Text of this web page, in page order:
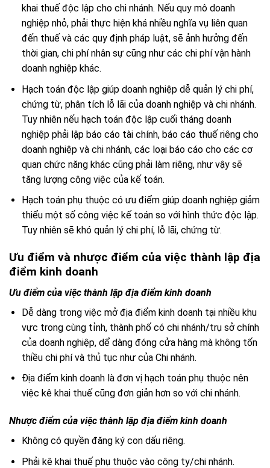
khai thuế độc lập cho chi nhánh. Nếu quy mô doanh
nghiệp nhỏ, phải thực hiện khá nhiều nghĩa vụ liên quan
đến thuế và các quy định pháp luật, sẽ ảnh hưởng đến
thời gian, chi phí nhân sự cũng như các chi phí vận hành
doanh nghiệp khác.
Hạch toán độc lập giúp doanh nghiệp dễ quản lý chi phí,
chứng từ, phân tích lỗ lãi của doanh nghiệp và chi nhánh.
Tuy nhiên nếu hạch toán độc lập cuối tháng doanh
nghiệp phải lập báo cáo tài chính, báo cáo thuếriêng cho
doanh nghiệp và chi nhánh, các loại báo cáo cho các cơ
quan chức năng khác cũng phải làm riêng, như vậy sẽ
tăng lượng công việc của kế toán.
Hạch toán phụ thuộc có ưu điểm giúp doanh nghiệp giảm
thiểu một số công việc kế toán so với hình thức độc lập.
Tuy nhiên sẽ khó quản lý chi phí, lỗ lãi, chứng từ.
Ưu điểm và nhược điểm của việc thành lập địa
điểm kinh doanh
Ưu điểm của việc thành lập địa điểm kinh doanh
Dễ dàng trong việc mở địa điểm kinh doanh tại nhiều khu
vực trong cùng tỉnh, thành phố có chi nhánh/trụ sở chính
của doanh nghiệp, dể dàng đóng cửa hàng mà không tốn
thiều chi phí và thủ tục như của Chi nhánh.
Địa điểm kinh doanh là đơn vị hạch toán phụ thuộc nên
việc kê khai thuế cũng đơn giản hơn so với chi nhánh.
Nhược điểm của việc thành lập địa điểm kinh doanh
Không có quyền đăng ký con dấu riêng.
Phải kê khai thuế phụ thuộc vào công ty/chi nhánh.